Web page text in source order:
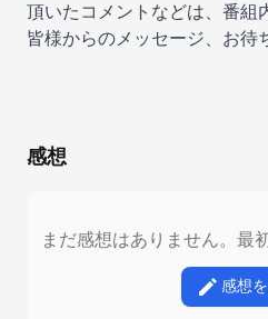
頂いたコメントなどは、番組
皆様からのメッセージ、お待
感想
まだ感想はありません。最
感想